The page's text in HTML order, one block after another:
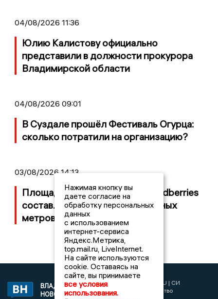
04/08/2026 11:36
Юлию Калистову официально
представили в должности прокурора
Владимирской области
04/08/2026 09:01
В Суздале прошёл Фестиваль Огурца:
сколько потратили на организацию?
03/08/2026 14:13
Площадь пожара на складе Wildberries
составляет 100 тысяч квадратных
метров
ВЛАДИМИРСКИЕ
НОВОСТИ
2017 © NEWSVLADIMIR.RU | СИ
«Информационное агентство
Нажимая кнопку вы
даете согласие на
обработку персональных
данных
с использованием
интернет-сервиса
Яндекс.Метрика,
top.mail.ru, LiveInternet.
На сайте используются
cookie. Оставаясь на
сайте, вы принимаете
все условия
использования.